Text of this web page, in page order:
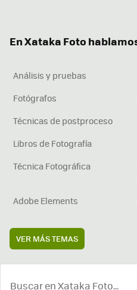
En Xataka Foto
Análisis y pruebas
Fotógrafos
Técnicas de postproceso
Libros de Fotografía
Técnica Fotográfica
Adobe Elements
VER MÁS TEMAS